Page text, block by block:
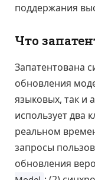
поддержания
Что
Запатентована
обновления
языковых, так и
использует два
реальном
запросы
обновления